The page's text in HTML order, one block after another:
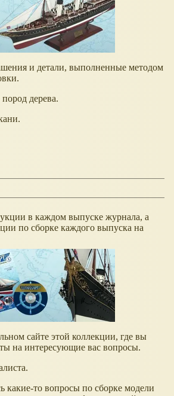
и детали, выполненные методом
дерева.
в каждом выпуске журнала, а
по сборке каждого выпуска на
сайте этой коллекции, где вы
на интересующие вас вопросы.
какие-то вопросы по сборке модели